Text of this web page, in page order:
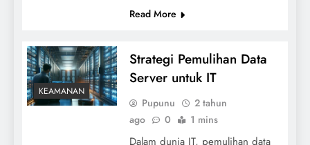
Read More
KEAMANAN
Strategi Pemulihan Data
Server untuk IT
Pupunu
2 tahun
ago
0 1 mins
Dalam dunia IT, pemulihan data